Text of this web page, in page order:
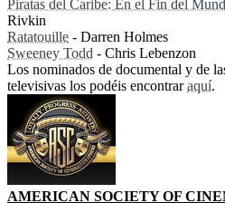
Piratas del Caribe: En el Fin del
Rivkin
Ratatouille - Darren Holmes
Sweeney Todd - Chris Lebenzon
Los nominados de documental y de
televisivas los podéis encontraraquí.
AMERICAN SOCIETY OF